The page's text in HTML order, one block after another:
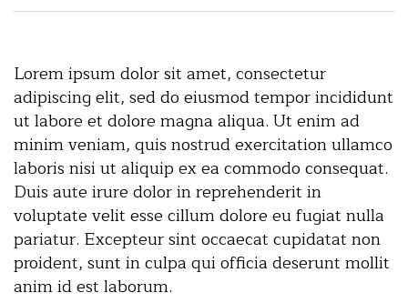
Lorem ipsum dolor sit amet, consectetur
adipiscing elit, sed do eiusmod tempor incididunt
ut labore et dolore magna aliqua. Ut enim ad
minim veniam, quis nostrud exercitation ullamco
laboris nisi ut aliquip ex ea commodo consequat.
Duis aute irure dolor in reprehenderit in
voluptate velit esse cillum dolore eu fugiat nulla
pariatur. Excepteur sint occaecat cupidatat non
proident, sunt in culpa qui officia deserunt mollit
anim id est laborum.